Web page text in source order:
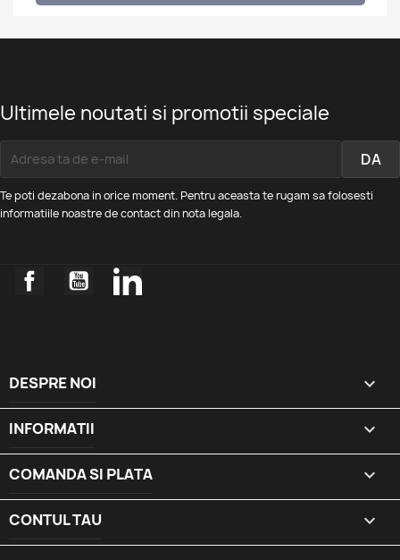
Ultimele noutati si promotii speciale
Te poti dezabona in orice moment. Pentru aceasta te rugam sa folosesti
informatiile noastre de contact din nota legala.
FacebookYouTubeLinkedIn
DESPRE NOI 
INFORMATII 
COMANDA SI PLATA 
CONTUL TAU 